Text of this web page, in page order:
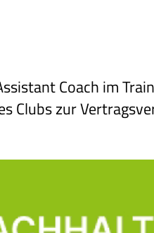
Coach im
Clubs zur